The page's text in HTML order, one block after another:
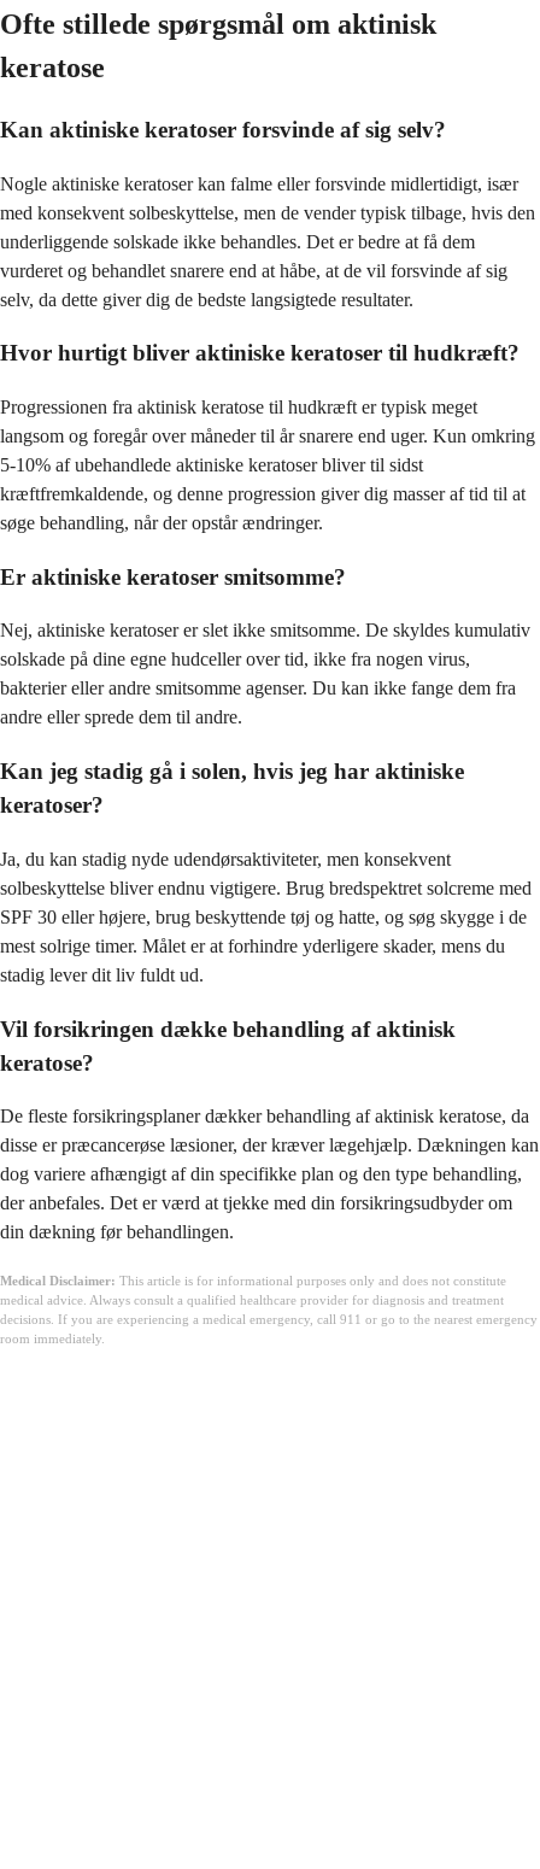
Ofte stillede spørgsmål om aktinisk
keratose
Kan aktiniske keratoser forsvinde af sig selv?
Nogle aktiniske keratoser kan falme eller forsvinde midlertidigt, især
med konsekvent solbeskyttelse, men de vender typisk tilbage, hvis den
underliggende solskade ikke behandles. Det er bedre at få dem
vurderet og behandlet snarere end at håbe, at de vil forsvinde af sig
selv, da dette giver dig de bedste langsigtede resultater.
Hvor hurtigt bliver aktiniske keratoser til hudkræft?
Progressionen fra aktinisk keratose til hudkræft er typisk meget
langsom og foregår over måneder til år snarere end uger. Kun omkring
5-10% af ubehandlede aktiniske keratoser bliver til sidst
kræftfremkaldende, og denne progression giver dig masser af tid til at
søge behandling, når der opstår ændringer.
Er aktiniske keratoser smitsomme?
Nej, aktiniske keratoser er slet ikke smitsomme. De skyldes kumulativ
solskade på dine egne hudceller over tid, ikke fra nogen virus,
bakterier eller andre smitsomme agenser. Du kan ikke fange dem fra
andre eller sprede dem til andre.
Kan jeg stadig gå i solen, hvis jeg har aktiniske
keratoser?
Ja, du kan stadig nyde udendørsaktiviteter, men konsekvent
solbeskyttelse bliver endnu vigtigere. Brug bredspektret solcreme med
SPF 30 eller højere, brug beskyttende tøj og hatte, og søg skygge i de
mest solrige timer. Målet er at forhindre yderligere skader, mens du
stadig lever dit liv fuldt ud.
Vil forsikringen dække behandling af aktinisk
keratose?
De fleste forsikringsplaner dækker behandling af aktinisk keratose, da
disse er præcancerøse læsioner, der kræver lægehjælp. Dækningen kan
dog variere afhængigt af din specifikke plan og den type behandling,
der anbefales. Det er værd at tjekke med din forsikringsudbyder om
din dækning før behandlingen.
Medical Disclaimer: This article is for informational purposes only and does not constitute
medical advice. Always consult a qualified healthcare provider for diagnosis and treatment
decisions. If you are experiencing a medical emergency, call 911 or go to the nearest emergency
room immediately.